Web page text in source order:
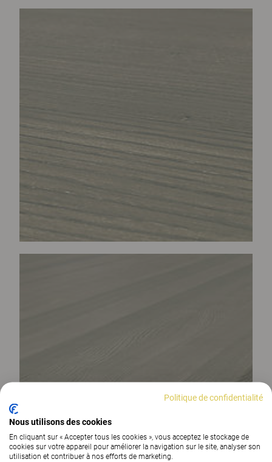
Politique de confidentialité
Nous utilisons des cookies
En cliquant sur « Accepter tous les cookies », vous acceptez le stockage de
cookies sur votre appareil pour améliorer la navigation sur le site, analyser son
utilisation et contribuer à nos efforts de marketing.